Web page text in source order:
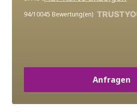
94/10045 Bewertung(en)
Anfragen